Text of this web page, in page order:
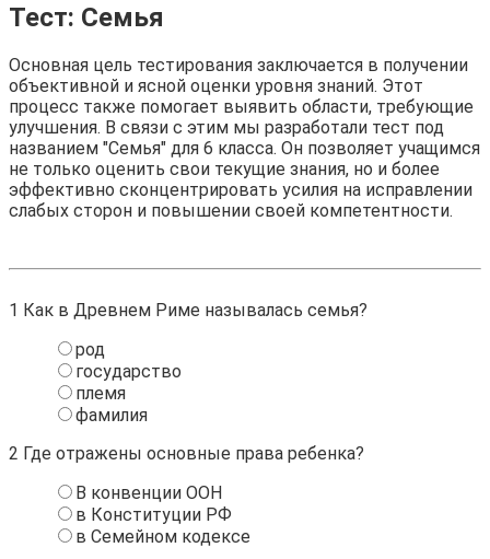
Тест: Семья
Основная цель тестирования заключается в получении
объективной и ясной оценки уровня знаний. Этот
процесс также помогает выявить области, требующие
улучшения. В связи с этим мы разработали тест под
названием "Семья" для 6 класса. Он позволяет учащимся
не только оценить свои текущие знания, но и более
эффективно сконцентрировать усилия на исправлении
слабых сторон и повышении своей компетентности.
1 Как в Древнем Риме называлась семья?
род
государство
племя
фамилия
2 Где отражены основные права ребенка?
В конвенции ООН
в Конституции РФ
в Семейном кодексе